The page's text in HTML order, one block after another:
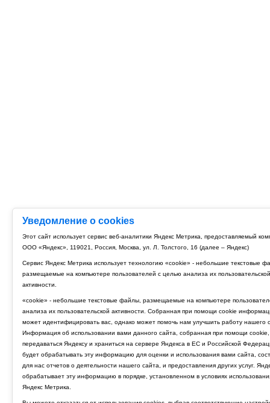
Уведомление о cookies
Этот сайт использует сервис веб-аналитики Яндекс Метрика, предоставляемый
ООО «Яндекс», 119021, Россия, Москва, ул. Л. Толстого, 16 (далее – Яндекс)
Сервис Яндекс Метрика использует технологию «cookie» - небольшие текстовые
размещаемые на компьютере пользователей с целью анализа их пользовательской
активности.
«cookie» - небольшие текстовые файлы, размещаемые на компьютере
анализа их пользовательской активности. Собранная при помощи cookie
может идентифицировать вас, однако может помочь нам улучшить работу нашего
Информация об использовании вами данного сайта, собранная при помощи cookie,
передаваться Яндексу и храниться на сервере Яндекса в ЕС и Российской
будет обрабатывать эту информацию для оценки и использования вами сайта,
для нас отчетов о деятельности нашего сайта, и предоставления других услуг.
обрабатывает эту информацию в порядке, установленном в условиях
Яндекс Метрика.